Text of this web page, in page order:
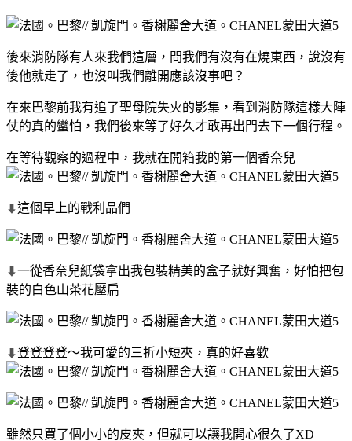
後來消防隊有人來我們這層，問我們有沒有在燒東西，說沒有
後他就走了，也沒叫我們離開應該沒事吧？
在來巴黎前我有追了聖母院失火的影集，看到消防隊這樣大陣
仗的真的蠻怕，我們後來等了好久才敢再出門去下一個行程。
在等待觀察的過程中，我就在開箱我的第一個香奈兒
⬇這個早上的戰利品們
⬇一從香奈兒紙袋拿出我包裝精美的盒子就好興奮，好怕把包
裝的白色山茶花壓扁
⬇登登登登～我可愛的三折小短夾，真的好喜歡
雖然只買了個小小的皮夾，但就可以讓我開心很久了XD